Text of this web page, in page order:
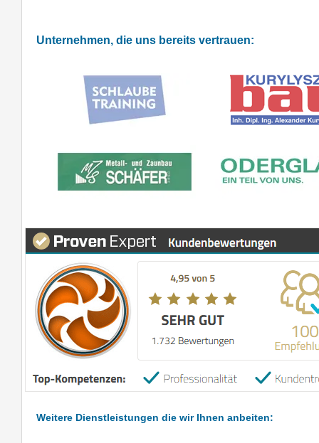
Unternehmen, die uns bereits vertrauen:
Weitere Dienstleistungen die wir Ihnen anbeiten: